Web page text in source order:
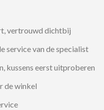
vertrouwd dichtbij
service van de specialist
kussens eerst uitproberen
de winkel